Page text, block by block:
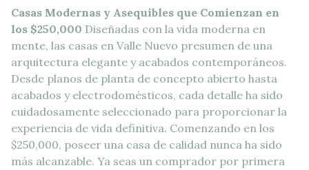
Casas Modernas y Asequibles que Comienzan en
los $250,000 Diseñadas con la vida moderna en
mente, las casas en Valle Nuevo presumen de una
arquitectura elegante y acabados contemporáneos.
Desde planos de planta de concepto abierto hasta
acabados y electrodomésticos, cada detalle ha sido
cuidadosamente seleccionado para proporcionar la
experiencia de vida definitiva. Comenzando en los
$250,000, poseer una casa de calidad nunca ha sido
más alcanzable. Ya seas un comprador por primera